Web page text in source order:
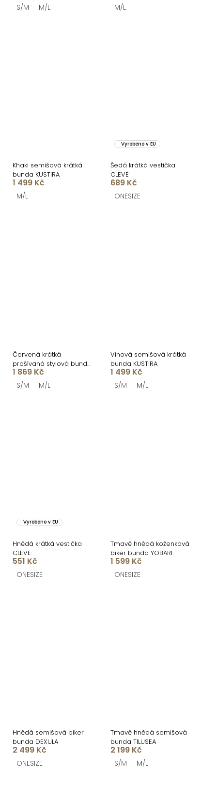
S/M M/L M/L
Khaki semišová krátká
bunda KUSTIRA
1 499 Kč
M/L
Vyrobeno v EU
Šedá krátká vestička
CLEVE
689 Kč
ONESIZE
Červená krátká
prošívaná stylová bunda
BOLDY
1 869 Kč
S/M M/L
Vínová semišová krátká
bunda KUSTIRA
1 499 Kč
S/M M/L
Vyrobeno v EU
Hnědá krátká vestička
CLEVE
551 Kč
ONESIZE
Tmavě hnědá koženková
biker bunda YOBARI
1 599 Kč
ONESIZE
Hnědá semišová biker
bunda DEXULA
2 499 Kč
ONESIZE
Tmavě hnědá semišová
bunda TILUSEA
2 199 Kč
S/M M/L